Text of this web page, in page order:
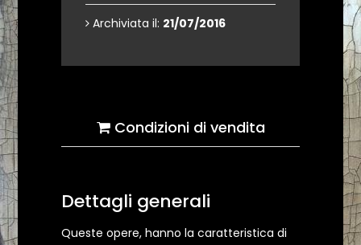
Archiviata il: 21/07/2016
Condizioni di vendita
Dettagli generali
Queste opere, hanno la caratteristica di